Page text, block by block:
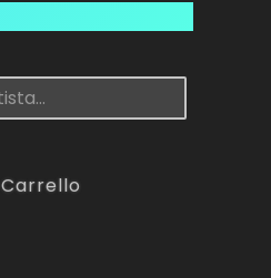
Carrello